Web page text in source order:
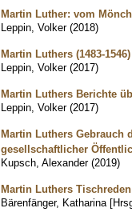
Martin Luther: vom
Leppin, Volker (2018)
Martin Luthers (1483-
Leppin, Volker (2017)
Martin Luthers Berichte
Leppin, Volker (2017)
Martin Luthers Gebrauch
gesellschaftlicher
Kupsch, Alexander (2019)
Martin Luthers
Bärenfänger, Katharina